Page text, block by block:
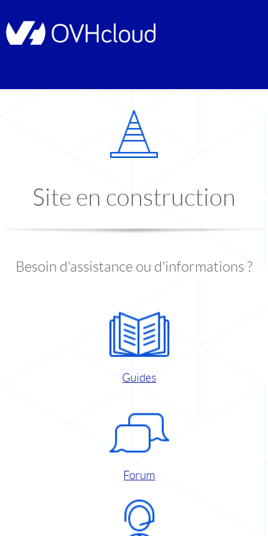
Site en construction
Besoin d'assistance ou d'informations ?
Guides
Forum